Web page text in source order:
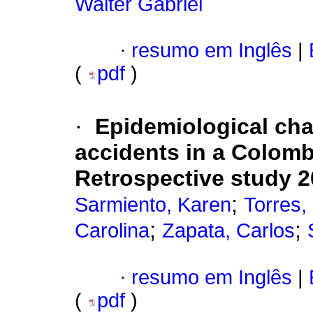
· resumo em Inglês
(
pdf )
·
Epidemiological
accidents in a
Retrospective study
Sarmiento, Karen; Torres,
Carolina; Zapata, Carlos;
· resumo em Inglês
(
pdf )